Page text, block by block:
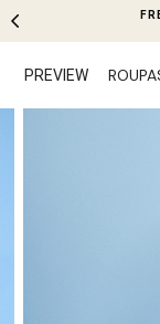
PREVIEW